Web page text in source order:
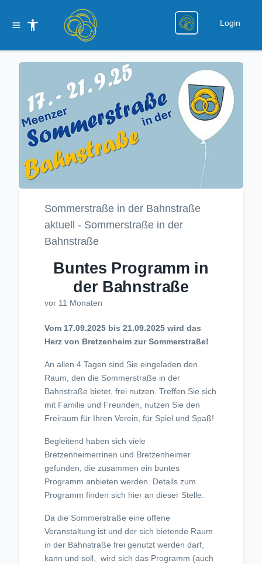
Login
Sommerstraße in der Bahnstraße
aktuell - Sommerstraße in der
Bahnstraße
Buntes Programm in
der Bahnstraße
vor 11 Monaten
Vom 17.09.2025 bis 21.09.2025 wird das
Herz von Bretzenheim zur Sommerstraße!
An allen 4 Tagen sind Sie eingeladen den
Raum, den die Sommerstraße in der
Bahnstraße bietet, frei nutzen. Treffen Sie sich
mit Familie und Freunden, nutzen Sie den
Freiraum für Ihren Verein, für Spiel und Spaß!
Begleitend haben sich viele
Bretzenheimerrinen und Bretzenheimer
gefunden, die zusammen ein buntes
Programm anbieten werden. Details zum
Programm finden sich hier an dieser Stelle.
Da die Sommerstraße eine offene
Veranstaltung ist und der sich bietende Raum
in der Bahnstraße frei genutzt werden darf,
kann und soll, wird sich das Programm (auch